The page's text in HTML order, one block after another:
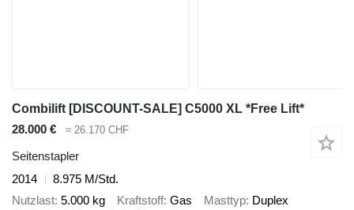
Combilift [DISCOUNT-SALE] C5000 XL *Free Lift*
28.000 €
≈ 26.170 CHF
Seitenstapler
2014
8.975 M/Std.
Nutzlast 5.000 kg Kraftstoff Gas Masttyp Duplex